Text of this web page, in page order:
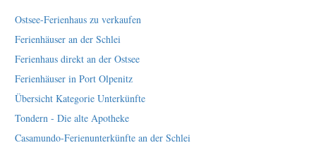
Ostsee-Ferienhaus zu verkaufen
Ferienhäuser an der Schlei
Ferienhaus direkt an der Ostsee
Ferienhäuser in Port Olpenitz
Übersicht Kategorie Unterkünfte
Tondern - Die alte Apotheke
Casamundo-Ferienunterkünfte an der Schlei